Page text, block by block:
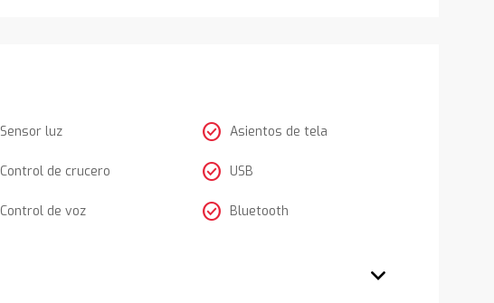
Sensor luz
Control de crucero
Control de voz
check_circle Asientos de tela
check_circle USB
check_circle Bluetooth